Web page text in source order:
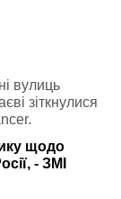
вулиць
зіткнулися
щодо
- ЗМІ